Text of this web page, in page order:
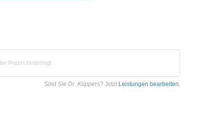
Praxis hinterlegt.
Sind Sie Dr. Küppers? Jetzt Leistungen bearbeiten.